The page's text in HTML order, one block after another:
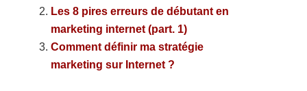
Les 8 pires erreurs de débutant en
marketing internet (part. 1)
Comment définir ma stratégie
marketing sur Internet ?